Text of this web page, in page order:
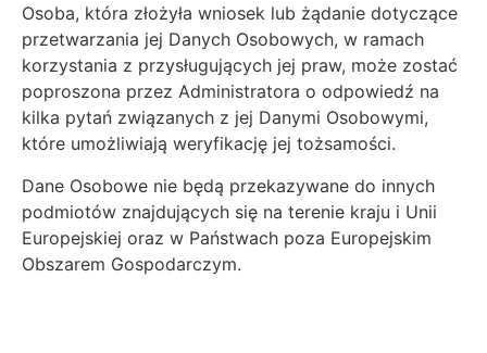
Osoba, która złożyła wniosek lub żądanie dotyczące
przetwarzania jej Danych Osobowych, w ramach
korzystania z przysługujących jej praw, może zostać
poproszona przez Administratora o odpowiedź na
kilka pytań związanych z jej Danymi Osobowymi,
które umożliwiają weryfikację jej tożsamości.
Dane Osobowe nie będą przekazywane do innych
podmiotów znajdujących się na terenie kraju i Unii
Europejskiej oraz w Państwach poza Europejskim
Obszarem Gospodarczym.